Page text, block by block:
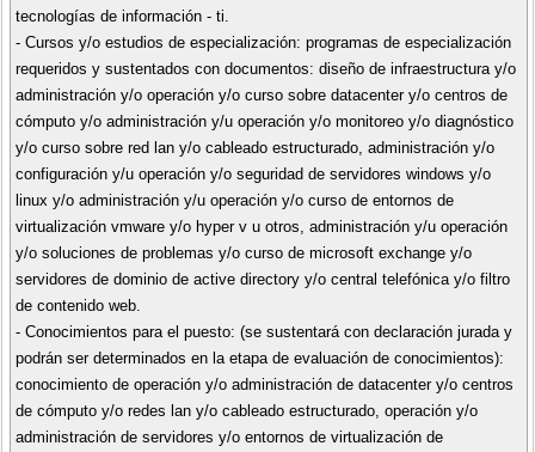
tecnologías de información - ti.
- Cursos y/o estudios de especialización: programas de especialización
requeridos y sustentados con documentos: diseño de infraestructura y/o
administración y/o operación y/o curso sobre datacenter y/o centros de
cómputo y/o administración y/u operación y/o monitoreo y/o diagnóstico
y/o curso sobre red lan y/o cableado estructurado, administración y/o
configuración y/u operación y/o seguridad de servidores windows y/o
linux y/o administración y/u operación y/o curso de entornos de
virtualización vmware y/o hyper v u otros, administración y/u operación
y/o soluciones de problemas y/o curso de microsoft exchange y/o
servidores de dominio de active directory y/o central telefónica y/o filtro
de contenido web.
- Conocimientos para el puesto: (se sustentará con declaración jurada y
podrán ser determinados en la etapa de evaluación de conocimientos):
conocimiento de operación y/o administración de datacenter y/o centros
de cómputo y/o redes lan y/o cableado estructurado, operación y/o
administración de servidores y/o entornos de virtualización de